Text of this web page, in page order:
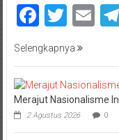
Selengkapnya
Merajut Nasionalisme
2 Agustus 2026 0